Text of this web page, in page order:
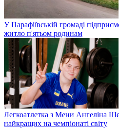
У Парафіївській громаді
житло п'ятьом родинам
Легкоатлетка з Мени Ангеліна
найкращих на чемпіонаті світу